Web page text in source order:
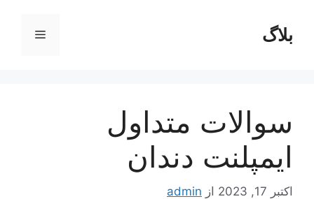
محتوابلاگ فهرست
سوالات متداول
ایمپلنت دندان
اکتبر 17, 2023 از admin